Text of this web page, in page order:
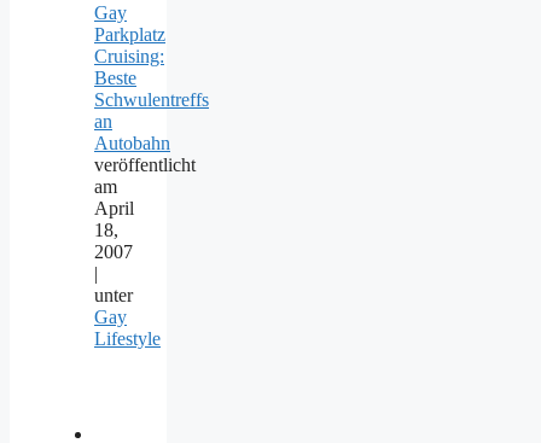
Gay
Parkplatz
Cruising:
Beste
Schwulentreffs
an
Autobahn
veröffentlicht
am
April
18,
2007
|
unter
Gay
Lifestyle